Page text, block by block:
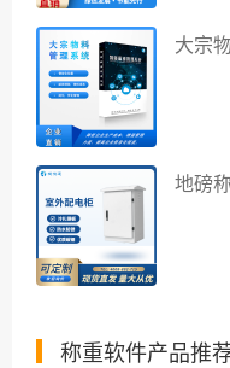
大宗
地磅
称重软件产品推